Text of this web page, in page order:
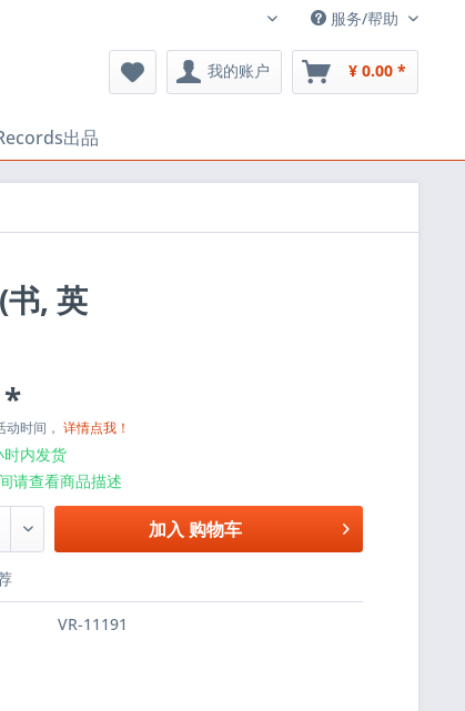
中文 服务/帮助
我的账户 ¥ 0.00 *
出品
, 英
*
动时间，详情点我！
内发货
请查看商品描述
加入 购物车
VR-11191